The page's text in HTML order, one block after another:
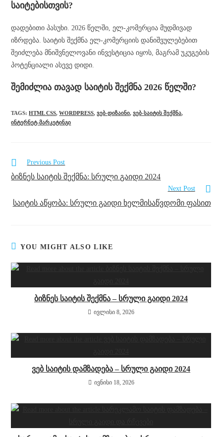
საიტებისთვის?
დადებითი პასუხი. 2026 წელში, ელ-კომერცია მუდმივად
იზრდება. საიტის შექმნა ელ-კომერციის დანიშვულებებით
შეიძლება მნიშვნელოვანი ინვესტიცია იყოს, მაგრამ უკუგების
პოტენციალი ასევე დიდი.
შემიძლია თავად საიტის შექმნა 2026 წელში?
TAGS:HTML CSS, WORDPRESS, ᲕᲔᲑ-ᲓᲘᲖᲐᲘᲜᲘ, ᲕᲔᲑ-ᲡᲐᲘᲢᲘᲡ ᲨᲔᲥᲛᲜᲐ,
ᲘᲜᲢᲔᲠᲜᲔᲢ-ᲛᲐᲠᲙᲔᲢᲘᲜᲒᲘ
Previous Post
ბიზნეს საიტის შექმნა: სრული გაიდი 2024
Next Post
საიტის აწყობა: სრული გაიდი ხელმისაწვდომი ფასით
YOU MIGHT ALSO LIKE
ბიზნეს საიტის შექმნა – სრული გაიდი 2024
ივლისი 8, 2026
ვებ საიტის დამზადება – სრული გაიდი 2024
ივნისი 18, 2026